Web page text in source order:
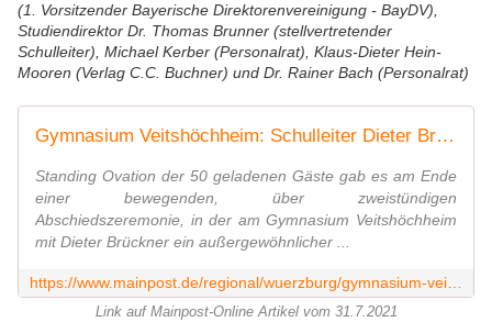
(1. Vorsitzender Bayerische Direktorenvereinigung - BayDV),
Studiendirektor Dr. Thomas Brunner (stellvertretender
Schulleiter), Michael Kerber (Personalrat), Klaus-Dieter Hein-
Mooren (Verlag C.C. Buchner) und Dr. Rainer Bach (Personalrat)
Gymnasium Veitshöchheim: Schulleiter Dieter Brückner verabschiedet sich
Standing Ovation der 50 geladenen Gäste gab es am Ende
einer bewegenden, über zweistündigen
Abschiedszeremonie, in der am Gymnasium Veitshöchheim
mit Dieter Brückner ein außergewöhnlicher ...
Link auf Mainpost-Online Artikel vom 31.7.2021